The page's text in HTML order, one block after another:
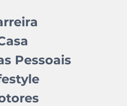
Pessoais